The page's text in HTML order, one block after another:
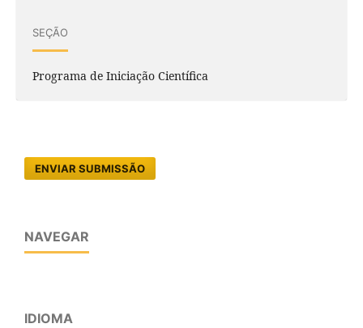
SEÇÃO
Programa de Iniciação Científica
ENVIAR SUBMISSÃO
NAVEGAR
IDIOMA